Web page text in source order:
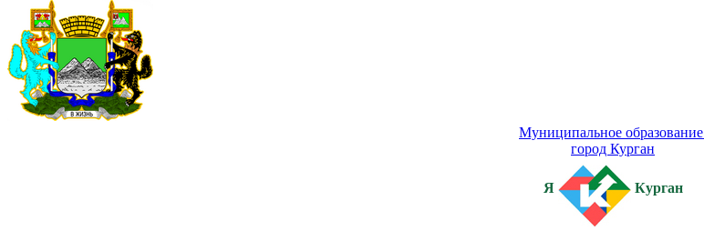
Муниципальное образование
город Курган
Я Курган